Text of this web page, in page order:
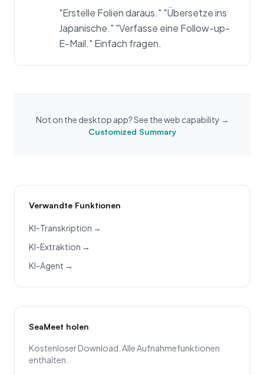
"Erstelle Folien daraus." "Übersetze ins
Japanische." "Verfasse eine Follow-up-
E-Mail." Einfach fragen.
Not on the desktop app? See the web capability →
Customized Summary
Verwandte Funktionen
KI-Transkription →
KI-Extraktion →
KI-Agent →
SeaMeet holen
Kostenloser Download. Alle Aufnahmefunktionen
enthalten.